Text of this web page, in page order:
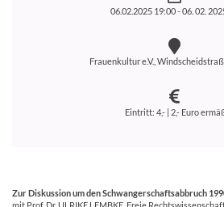
06.02.2025 19:00 -06. 02.
Frauenkultur e.V.,
Eintritt: 4,- | 2,- Euro
Zur Diskussion um den Schwangerschaftsabbruch